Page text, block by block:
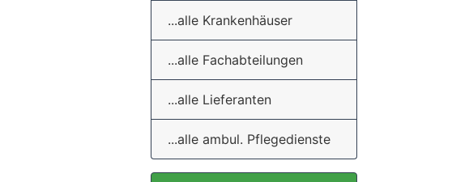
...alle Krankenhäuser
...alle Fachabteilungen
...alle Lieferanten
...alle ambul. Pflegedienste